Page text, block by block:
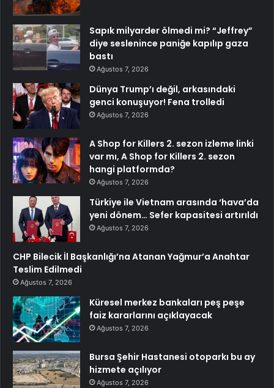
Sapık milyarder ölmedi mi? “Jeffrey”
diye seslenince paniğe kapılıp gaza
bastı
Ağustos 7, 2026
Dünya Trump’ı değil, arkasındaki
genci konuşuyor! Fena trolledi
Ağustos 7, 2026
A Shop for Killers 2. sezon izleme linki
var mı, A Shop for Killers 2. sezon
hangi platformda?
Ağustos 7, 2026
Türkiye ile Vietnam arasında ‘hava’da
yeni dönem… Sefer kapasitesi artırıldı
Ağustos 7, 2026
CHP Bilecik İl Başkanlığı’na Atanan Yağmur’a Anahtar
Teslim Edilmedi
Ağustos 7, 2026
Küresel merkez bankaları peş peşe
faiz kararlarını açıklayacak
Ağustos 7, 2026
Bursa Şehir Hastanesi otoparkı bu ay
hizmete açılıyor
Ağustos 7, 2026